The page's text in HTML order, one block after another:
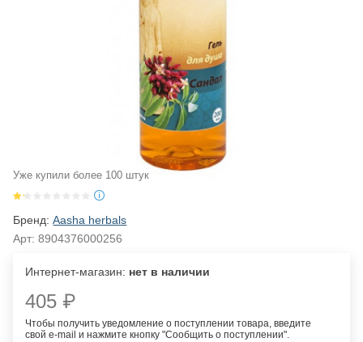
Уже купили более 100 штук
Бренд:Aasha herbals
Арт:8904376000256
Интернет-магазин: нет в наличии
405 ₽
Чтобы получить уведомление о поступлении товара, введите
свой e-mail и нажмите кнопку "Сообщить о поступлении".